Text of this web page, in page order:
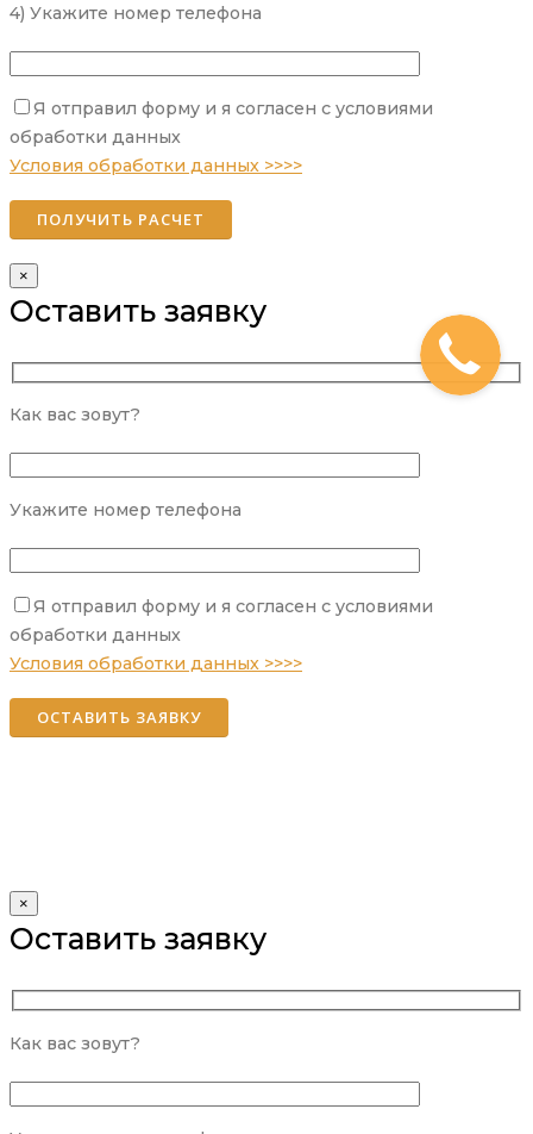
4) Укажите номер телефона
Please leave this field empty.
Я отправил форму и я согласен с условиями
обработки данных
Условия обработки данных >>>>
×
Оставить заявку
Как вас зовут?
Укажите номер телефона
Please leave this field empty.
Я отправил форму и я согласен с условиями
обработки данных
Условия обработки данных >>>>
×
Оставить заявку
Как вас зовут?